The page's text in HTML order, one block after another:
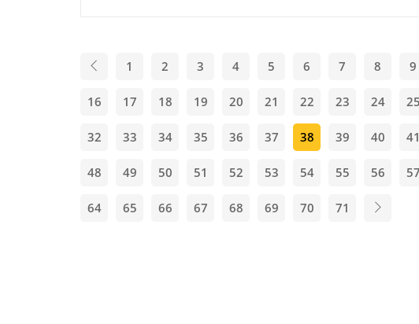
1 2 3 4 5 6 7 8 9
16 17 18 19 20 21 22 23 24 25
32 33 34 35 36 37 38 39 40 41
48 49 50 51 52 53 54 55 56 57
64 65 66 67 68 69 70 71